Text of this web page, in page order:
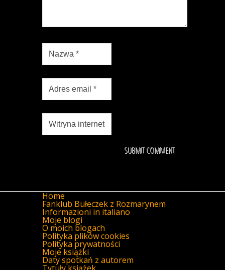
Home
Fanklub Bułeczek z Rozmarynem
Informazioni in italiano
Moje blogi
O moich blogach
Polityka plików cookies
Polityka prywatności
Moje książki
Daty spotkań z autorem